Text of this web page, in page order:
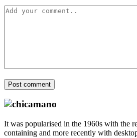
Post comment
It was popularised in the 1960s with the
containing and more recently with